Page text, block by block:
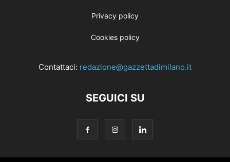
Privacy policy
Cookies policy
Contattaci: redazione@gazzettadimilano.it
SEGUICI SU